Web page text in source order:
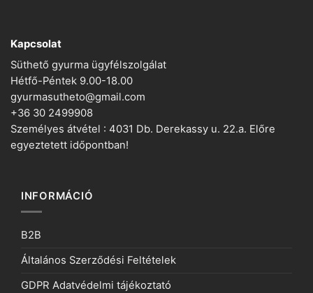
Kapcsolat
Süthető gyurma ügyfélszolgálat
Hétfő-Péntek 9.00-18.00
gyurmasutheto@gmail.com
+36 30 2499908
Személyes átvétel : 4031 Db. Derekassy u. 22.a. Előre
egyeztetett időpontban!
INFORMÁCIÓ
B2B
Általános Szerződési Feltételek
GDPR Adatvédelmi tájékoztató